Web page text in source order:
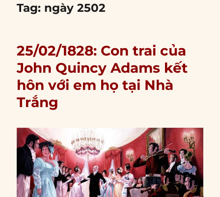
Tag: ngày 2502
25/02/1828: Con trai của
John Quincy Adams kết
hôn với em họ tại Nhà
Trắng